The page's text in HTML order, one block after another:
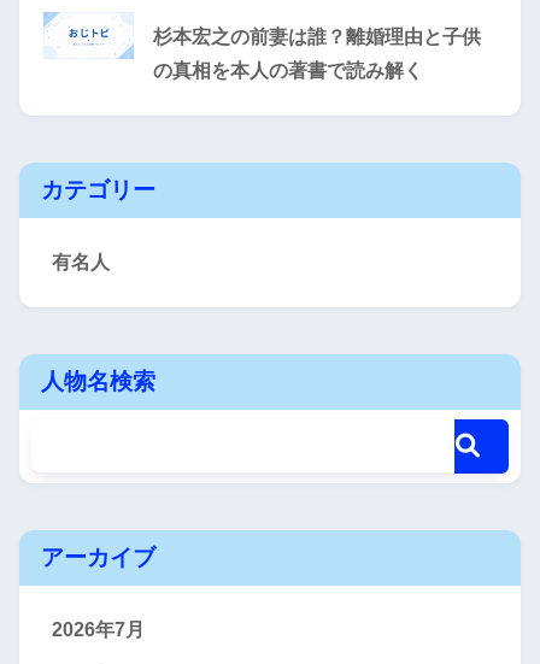
杉本宏之の前妻は誰？離婚理由と子供
の真相を本人の著書で読み解く
カテゴリー
有名人
人物名検索
アーカイブ
2026年7月